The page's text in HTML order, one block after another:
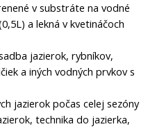
v substráte na vodné
a lekná v kvetináčoch
jazierok, rybníkov,
a iných vodných prvkov s
jazierok počas celej sezóny
technika do jazierka,